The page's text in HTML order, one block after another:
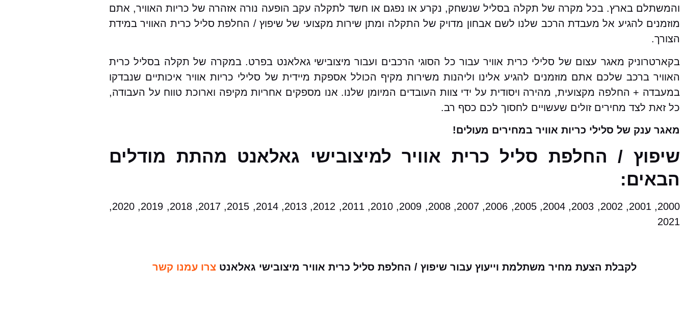
והמשתלם בארץ. בכל מקרה של תקלה בסליל שנשחק, נקרע או נפגם או חשד לתקלה עקב הופעה נורה אזהרה של כריות האוויר, אתם
מוזמנים להגיע אל מעבדת הרכב שלנו לשם אבחון מדויק של התקלה ומתן שירות מקצועי של שיפוץ / החלפת סליל כרית האוויר במידת
הצורך.
בקארטרוניק מאגר עצום של סלילי כרית אוויר עבור כל הסוגי הרכבים ועבור מיצובישי גאלאנט בפרט. במקרה של תקלה בסליל כרית
האוויר ברכב שלכם אתם מוזמנים להגיע אלינו וליהנות משירות מקיף הכולל אספקת מיידית של סלילי כריות אוויר איכותיים שנבדקו
במעבדה + החלפה מקצועית, מהירה ויסודית על ידי צוות העובדים המיומן שלנו. אנו מספקים אחריות מקיפה וארוכת טווח על העבודה,
כל זאת לצד מחירים זולים שעשויים לחסוך לכם כסף רב.
מאגר ענק של סלילי כריות אוויר במחירים מעולים!
שיפוץ / החלפת סליל כרית אוויר למיצובישי גאלאנט מהתת מודלים
הבאים:
2000, 2001, 2002, 2003, 2004, 2005, 2006, 2007, 2008, 2009, 2010, 2011, 2012, 2013, 2014, 2015, 2017, 2018, 2019, 2020,
2021
לקבלת הצעת מחיר משתלמת וייעוץ עבור שיפוץ / החלפת סליל כרית אוויר מיצובישי גאלאנט צרו עמנו קשר